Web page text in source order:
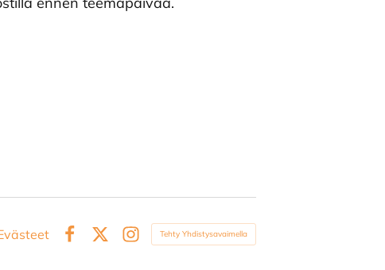
Instagram
Tehty Yhdistysavaimella